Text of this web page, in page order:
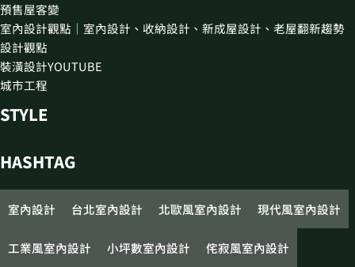
預售屋客變
室內設計觀點｜室內設計、收納設計、新成屋設計、老屋翻新趨勢
設計觀點
裝潢設計YOUTUBE
城市工程
STYLE
HASHTAG
室內設計 台北室內設計 北歐風室內設計 現代風室內設計
工業風室內設計 小坪數室內設計 侘寂風室內設計